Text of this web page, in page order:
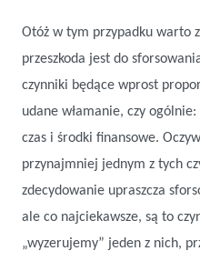
Otóż w tym przypadku warto
przeszkoda jest do
czynniki będące wprost
udane włamanie, czy
czas i środki finansowe.
przynajmniej jednym z tych
zdecydowanie upraszcza
ale co najciekawsze, są to
„wyzerujemy” jeden z nich,